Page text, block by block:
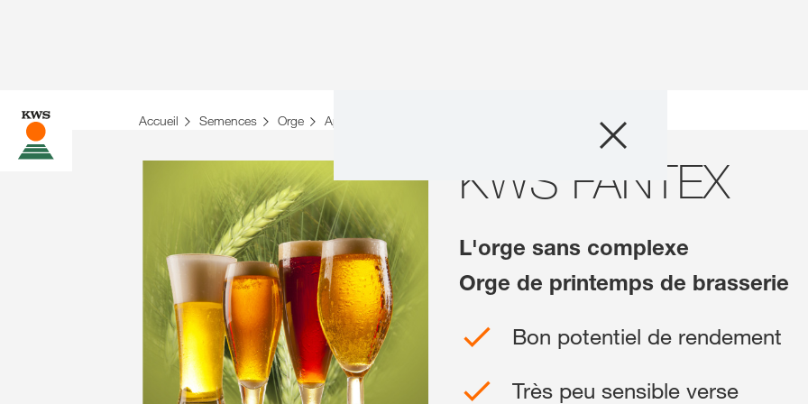
Conseils &
Solutions
Qui sommes-
France
Accueil Semences Orge Aperçu des variétés
KWS FANTEX
L'orge sans complexe
Orge de printemps de brasserie
Bon potentiel de rendement
Très peu sensible verse